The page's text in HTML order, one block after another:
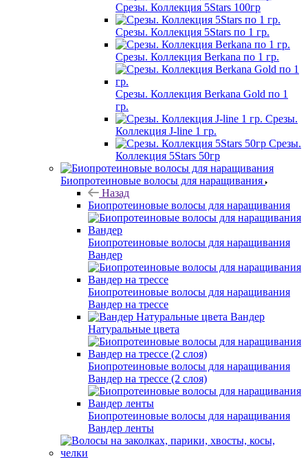
Срезы. Коллекция 5Stars 100гр
Срезы. Коллекция 5Stars по 1 гр.
Срезы. Коллекция Berkana по 1 гр.
Срезы. Коллекция Berkana Gold по 1
гр.
Срезы.
Коллекция J-line 1 гр.
Срезы.
Коллекция 5Stars 50гр
Биопротеиновые волосы для наращивания
Назад
Биопротеиновые волосы для наращивания
Биопротеиновые волосы для наращивания
Вандер
Биопротеиновые волосы для наращивания
Вандер на трессе
Вандер
Натуральные цвета
Биопротеиновые волосы для наращивания
Вандер на трессе (2 слоя)
Биопротеиновые волосы для наращивания
Вандер ленты